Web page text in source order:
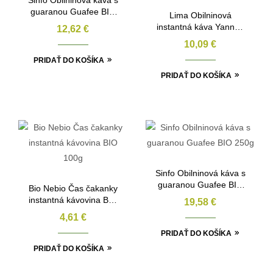
guaranou Guafee BIO
125g
12,62 €
PRIDAŤ DO KOŠÍKA
Lima Obilninová
instantná káva Yannoh
BIO 125g
10,09 €
PRIDAŤ DO KOŠÍKA
Bio Nebio Čas čakanky
instantná kávovina BIO
100g
4,61 €
PRIDAŤ DO KOŠÍKA
Sinfo Obilninová káva s
guaranou Guafee BIO
250g
19,58 €
PRIDAŤ DO KOŠÍKA